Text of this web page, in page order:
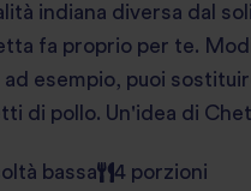
indiana diversa dal
fa proprio per te.
esempio, puoi
di pollo. Un'idea di
bassa 4 porzioni